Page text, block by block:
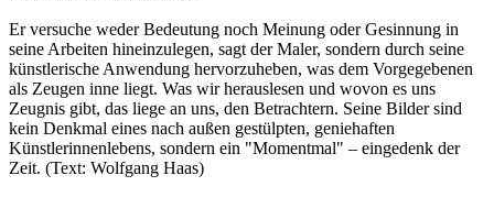
Er versuche weder Bedeutung noch Meinung oder Gesinnung in
seine Arbeiten hineinzulegen, sagt der Maler, sondern durch seine
künstlerische Anwendung hervorzuheben, was dem Vorgegebenen
als Zeugen inne liegt. Was wir herauslesen und wovon es uns
Zeugnis gibt, das liege an uns, den Betrachtern. Seine Bilder sind
kein Denkmal eines nach außen gestülpten, geniehaften
Künstlerinnenlebens, sondern ein "Momentmal" – eingedenk der
Zeit. (Text: Wolfgang Haas)